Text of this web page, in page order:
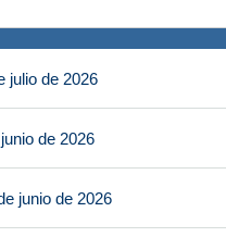
julio de 2026
de 2026
junio de 2026